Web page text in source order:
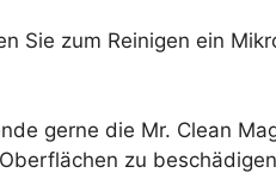
Sie zum Reinigen ein
gerne die Mr. Clean
zu